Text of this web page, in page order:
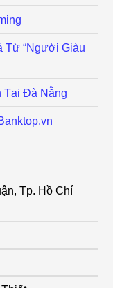
Từ “Người Giàu
Tại Đà Nẵng
Tp. Hồ Chí